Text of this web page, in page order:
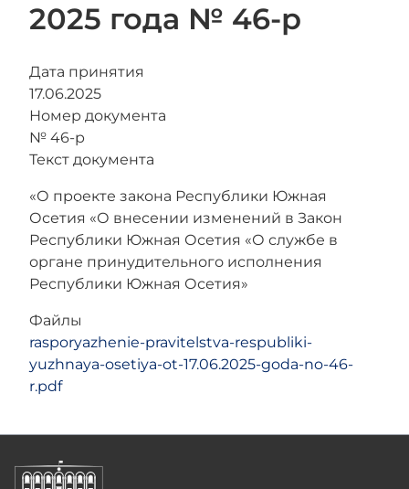
2025 года № 46-р
Дата принятия
17.06.2025
Номер документа
№ 46-р
Текст документа
«О проекте закона Республики Южная
Осетия «О внесении изменений в Закон
Республики Южная Осетия «О службе в
органе принудительного исполнения
Республики Южная Осетия»
Файлы
rasporyazhenie-pravitelstva-respubliki-
yuzhnaya-osetiya-ot-17.06.2025-goda-no-46-
r.pdf